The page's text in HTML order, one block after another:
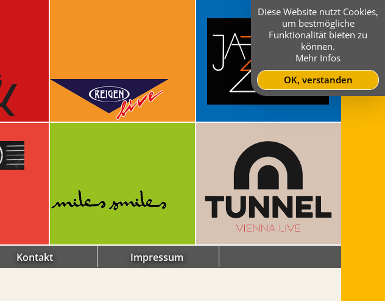
Kontakt Impressum
Diese Website nutzt Cookies,
um bestmögliche
Funktionalität bieten zu
können.
Mehr Infos
OK, verstanden